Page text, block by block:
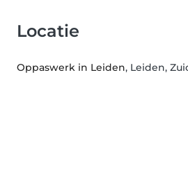
Locatie
Oppaswerk in Leiden, Leiden,